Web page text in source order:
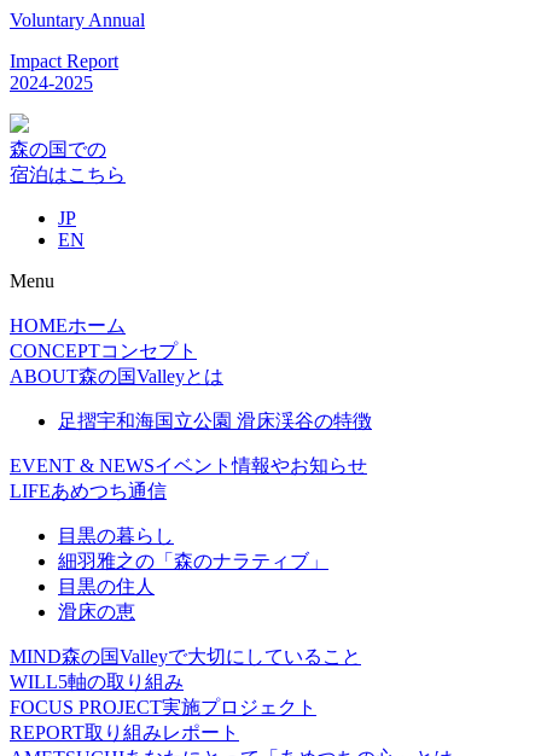
Voluntary Annual
Impact Report
2024-2025
森の国での
宿泊はこちら
JP
EN
Menu
HOMEホーム
CONCEPTコンセプト
ABOUT森の国Valleyとは
足摺宇和海国立公園 滑床渓谷の特徴
EVENT & NEWSイベント情報やお知らせ
LIFEあめつち通信
目黒の暮らし
細羽雅之の「森のナラティブ」
目黒の住人
滑床の恵
MIND森の国Valleyで大切にしていること
WILL5軸の取り組み
FOCUS PROJECT実施プロジェクト
REPORT取り組みレポート